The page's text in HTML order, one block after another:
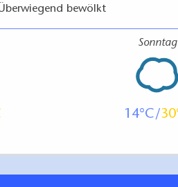
bewölkt
Sonntag
14 30